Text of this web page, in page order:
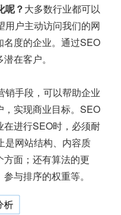
呢？大多数行业都可以
用户主动访问我们的网
度的企业。通过SEO
在客户。
销手段，可以帮助企业
实现商业目标。SEO
进行SEO时，必须耐
是网站结构、内容质
面；还有算法的更
与排序的权重等。